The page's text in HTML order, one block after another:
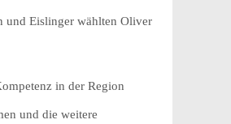
und Eislinger wählten Oliver
in der Region
und die weitere